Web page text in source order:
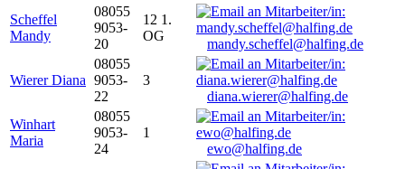
Scheffel
Mandy
08055
9053-
20
12 1.
OG
mandy.scheffel@halfing.de
Wierer Diana
08055
9053-
22
3
diana.wierer@halfing.de
Winhart
Maria
08055
9053-
24
1
ewo@halfing.de